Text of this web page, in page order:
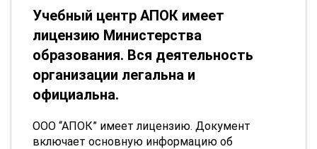
Учебный центр АПОК имеет
лицензию Министерства
образования. Вся деятельность
организации легальна и
официальна.
ООО “АПОК” имеет лицензию. Документ
включает основную информацию об